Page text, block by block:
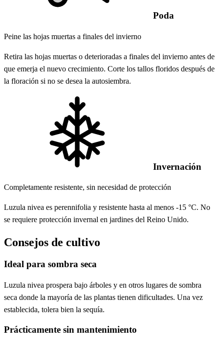
Poda
Peine las hojas muertas a finales del invierno
Retira las hojas muertas o deterioradas a finales del invierno antes de
que emerja el nuevo crecimiento. Corte los tallos floridos después de
la floración si no se desea la autosiembra.
Invernación
Completamente resistente, sin necesidad de protección
Luzula nivea es perennifolia y resistente hasta al menos -15 °C. No
se requiere protección invernal en jardines del Reino Unido.
Consejos de cultivo
Ideal para sombra seca
Luzula nivea prospera bajo árboles y en otros lugares de sombra
seca donde la mayoría de las plantas tienen dificultades. Una vez
establecida, tolera bien la sequía.
Prácticamente sin mantenimiento